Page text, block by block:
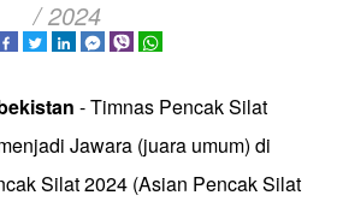
/ 2024
- Timnas Pencak Silat
Jawara (juara umum) di
Silat 2024 (Asian Pencak Silat